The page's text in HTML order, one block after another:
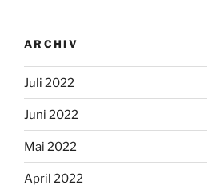
ARCHIV
Juli 2022
Juni 2022
Mai 2022
April 2022